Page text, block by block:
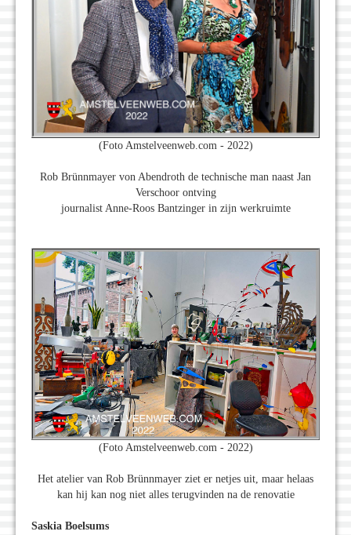
(Foto Amstelveenweb.com - 2022)
Rob Brünnmayer von Abendroth de technische man naast Jan
Verschoor ontving
journalist Anne-Roos Bantzinger in zijn werkruimte
(Foto Amstelveenweb.com - 2022)
Het atelier van Rob Brünnmayer ziet er netjes uit, maar helaas
kan hij kan nog niet alles terugvinden na de renovatie
Saskia Boelsums